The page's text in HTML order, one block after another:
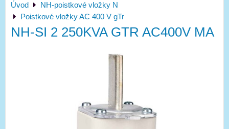
Úvod
NH-poistkové vložky N
Poistkové vložky AC 400 V gTr
NH-SI 2 250KVA GTR AC400V MA